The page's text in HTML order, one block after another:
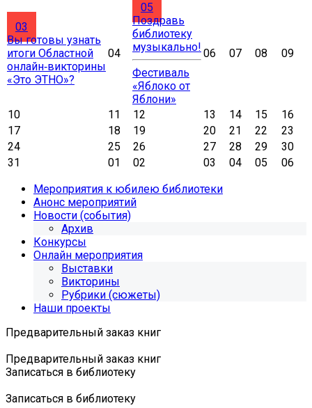
03
Вы готовы узнать
итоги Областной
онлайн‑викторины
«Это ЭТНО»?
04
05
Поздравь
библиотеку
музыкально!
Фестиваль
«Яблоко от
Яблони»
06 07 08 09
10 11 12 13 14 15
16
17
18 19 20 21 22
23
24
25 26 27 28 29
30
31
01 02 03 04 05
06
Мероприятия к юбилею библиотеки
Анонс мероприятий
Новости (события)
Архив
Конкурсы
Онлайн мероприятия
Выставки
Викторины
Рубрики (сюжеты)
Наши проекты
Предварительный заказ книг
Предварительный заказ книг
Записаться в библиотеку
Записаться в библиотеку